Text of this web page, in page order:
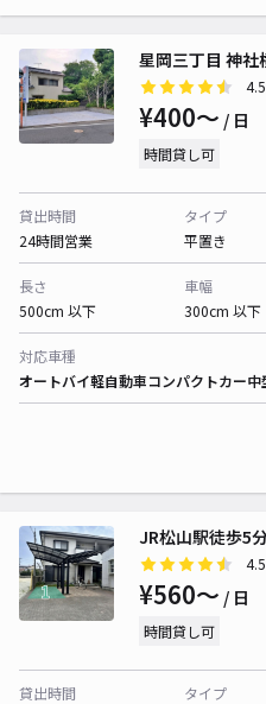
星岡三丁目 神社
4.5
¥400〜 / 日
時間貸し可
貸出時間
24時間営業
タイプ
平置き
長さ
500cm 以下
車幅
300cm 以下
対応車種
オートバイ軽自動車コンパクトカー中
JR松山駅徒歩5
4.5
¥560〜 / 日
時間貸し可
貸出時間
タイプ